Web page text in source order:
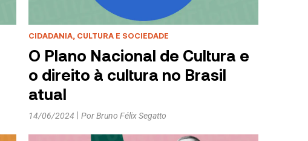
CIDADANIA, CULTURA E SOCIEDADE
O Plano Nacional de Cultura e
o direito à cultura no Brasil
atual
14/06/2024 PorBruno Félix Segatto